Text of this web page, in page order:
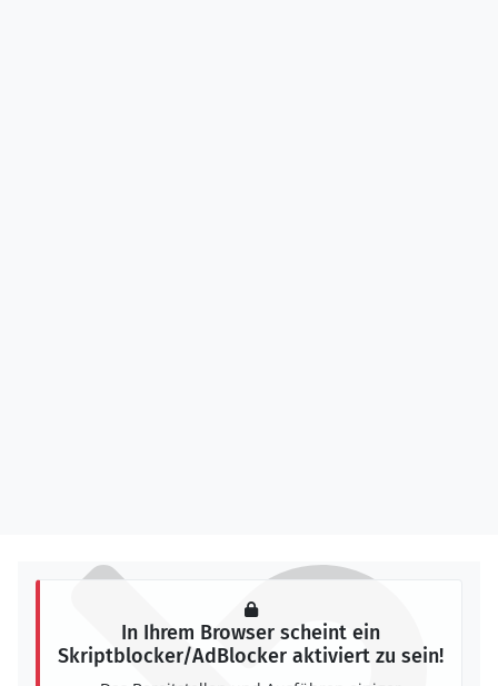
In Ihrem Browser scheint ein
Skriptblocker/AdBlocker aktiviert zu sein!